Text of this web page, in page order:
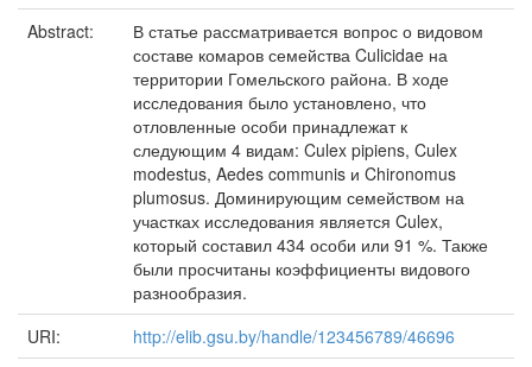
Abstract:
В статье рассматривается вопрос о видовом
составе комаров семейства Culicidae на
территории Гомельского района. В ходе
исследования было установлено, что
отловленные особи принадлежат к
следующим 4 видам: Culex pipiens, Culex
modestus, Aedes communis и Chironomus
plumosus. Доминирующим семейством на
участках исследования является Culex,
который составил 434 особи или 91 %. Также
были просчитаны коэффициенты видового
разнообразия.
URI:
http://elib.gsu.by/handle/123456789/46696